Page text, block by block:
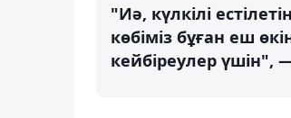
"Иә, күлкілі
көбіміз бұған еш
кейбіреулер үшін",